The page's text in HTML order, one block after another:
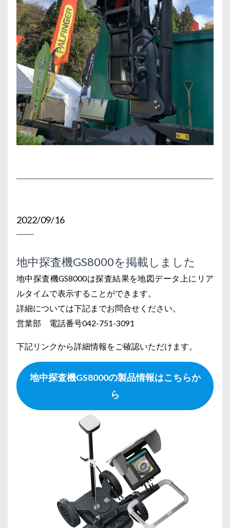
2022/09/16
地中探査機GS8000を掲載しました
地中探査機GS8000は探査結果を地図データ上にリア
ルタイムで表示することができます。
詳細については下記までお問合せください。
営業部 電話番号042-751-3091
下記リンクから詳細情報をご確認いただけます。
地中探査機GS8000の製品情報はこちらか
ら